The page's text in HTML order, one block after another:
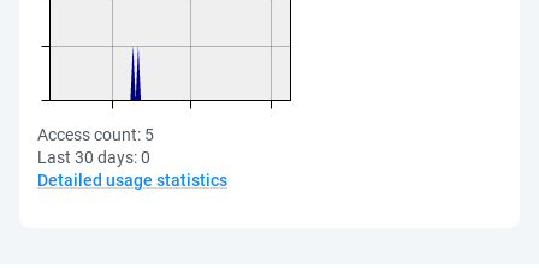
Access count: 5
Last 30 days:0
Detailed usage statistics